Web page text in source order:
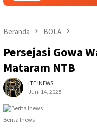
Beranda BOLA
Persejasi Gowa
Mataram NTB
ITE INEWS
Juni 14, 2025
Berita Inews